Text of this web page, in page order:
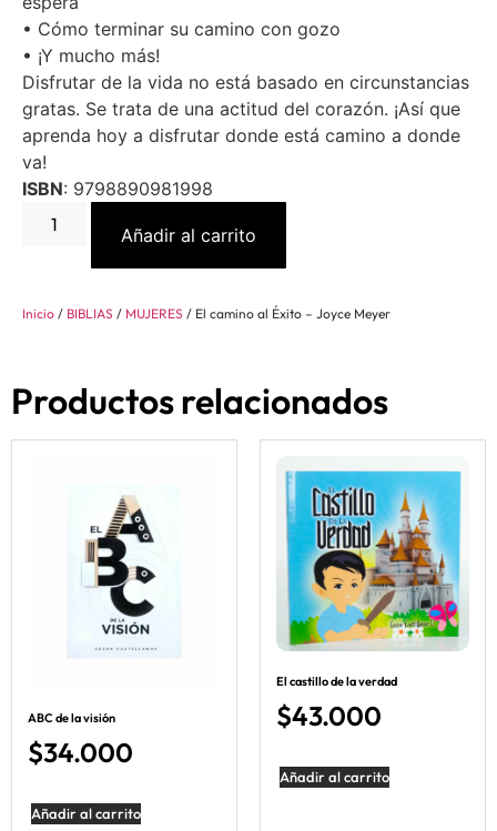
• Cómo terminar su camino con gozo
• ¡Y mucho más!
Disfrutar de la vida no está basado en circunstancias
gratas. Se trata de una actitud del corazón. ¡Así que
aprenda hoy a disfrutar donde está camino a donde
va!
ISBN: 9798890981998
Añadir al carrito
Inicio / BIBLIAS / MUJERES / El camino al Éxito – Joyce Meyer
Productos relacionados
ABC de la visión
$34.000
Añadir al carrito
El castillo de la verdad
$43.000
Añadir al carrito